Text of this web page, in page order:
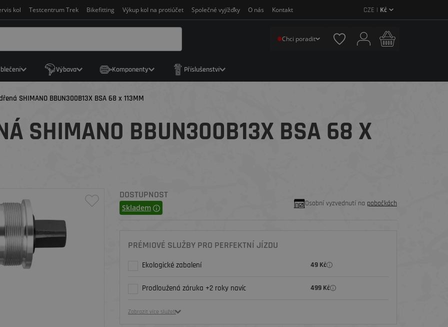
kol Testcentrum Trek Bikefitting Výkup kol na protiúčet Společné vyjížďky O nás Kontakt CZE | Kč
Chci poradit
Výbava Komponenty Příslušenství
SHIMANO BBUN300B13X BSA 68 x 113MM
SHIMANO BBUN300B13X BSA 68 X
DOSTUPNOST
Skladem Osobní vyzvednutí na pobočkách
PRÉMIOVÉ SLUŽBY PRO PERFEKTNÍ JÍZDU
Ekologické zabalení 49 Kč
Prodloužená záruka +2 roky navíc 499 Kč
Zobrazit více služeb